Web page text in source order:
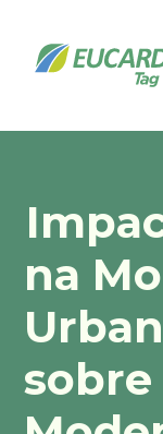
na
sobre